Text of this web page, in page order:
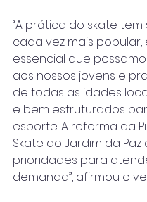
“A prática do skate
cada vez mais popular,
essencial que
aos nossos jovens e
de todas as idades
e bem estruturados
esporte. A reforma da
Skate do Jardim da Paz
prioridades para
demanda”, afirmou o